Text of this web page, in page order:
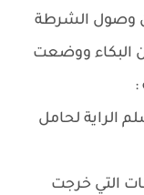
وصول الشرطة
البكاء ووضعت
:
الراية لحامل
التي خرجت